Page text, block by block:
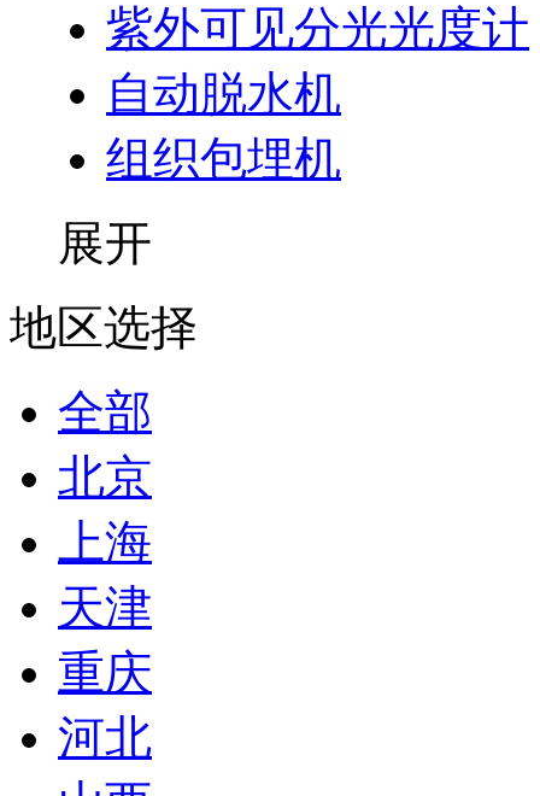
紫外可见分光光度计
自动脱水机
组织包埋机
展开
地区选择
全部
北京
上海
天津
重庆
河北